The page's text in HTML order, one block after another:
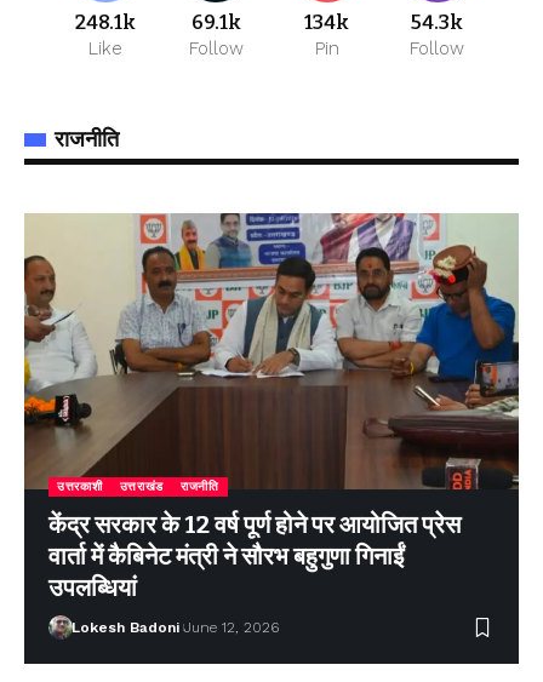
248.1k
Like
69.1k
Follow
134k
Pin
54.3k
Follow
राजनीति
उत्तरकाशी उत्तराखंड राजनीति
केंद्र सरकार के 12 वर्ष पूर्ण होने पर आयोजित प्रेस
वार्ता में कैबिनेट मंत्री ने सौरभ बहुगुणा गिनाईं
उपलब्धियां
Lokesh Badoni June 12, 2026